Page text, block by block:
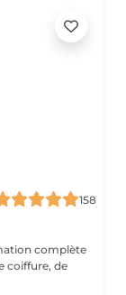
158
complète
coiffure, de